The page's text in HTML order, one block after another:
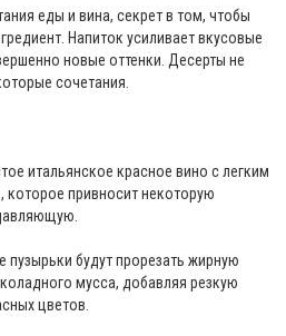
еды и вина, секрет в том, чтобы
Напиток усиливает вкусовые
новые оттенки. Десерты не
сочетания.
итальянское красное вино с легким
которое привносит некоторую
пузырьки будут прорезать жирную
мусса, добавляя резкую
цветов.